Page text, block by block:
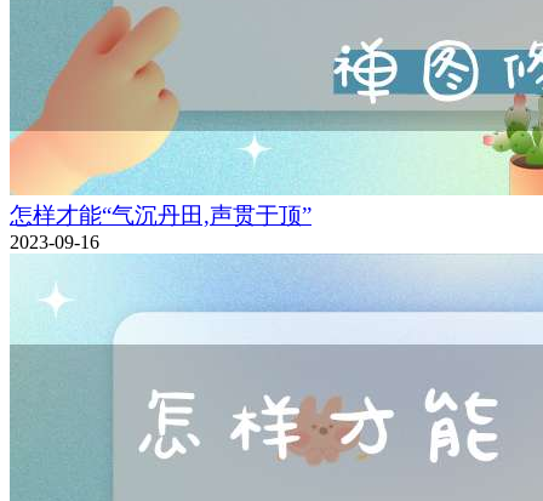
怎样才能“气沉丹田,声贯于顶”
2023-09-16